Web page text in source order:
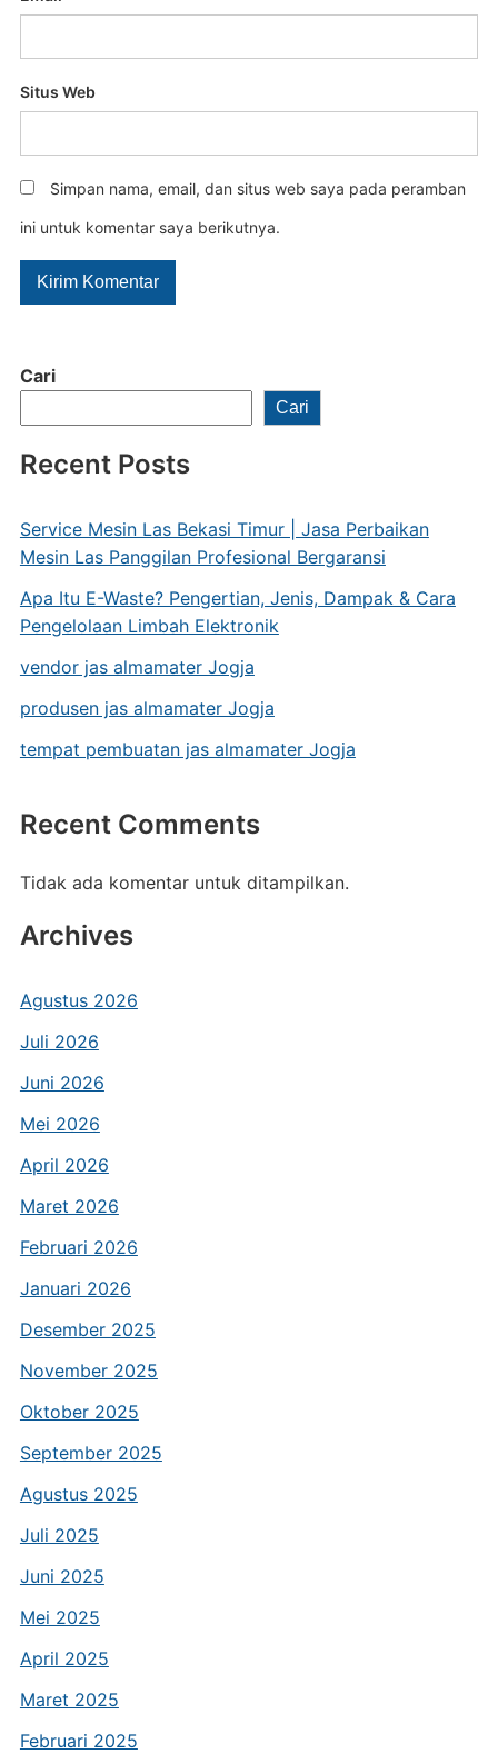
Cari
Cari
Recent Posts
Service Mesin Las Bekasi Timur | Jasa Perbaikan
Mesin Las Panggilan Profesional Bergaransi
Apa Itu E-Waste? Pengertian, Jenis, Dampak & Cara
Pengelolaan Limbah Elektronik
vendor jas almamater Jogja
produsen jas almamater Jogja
tempat pembuatan jas almamater Jogja
Recent Comments
Tidak ada komentar untuk ditampilkan.
Archives
Agustus 2026
Juli 2026
Juni 2026
Mei 2026
April 2026
Maret 2026
Februari 2026
Januari 2026
Desember 2025
November 2025
Oktober 2025
September 2025
Agustus 2025
Juli 2025
Juni 2025
Mei 2025
April 2025
Maret 2025
Februari 2025
Situs Web
Simpan nama, email, dan situs web saya pada peramban
ini untuk komentar saya berikutnya.